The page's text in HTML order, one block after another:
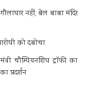
नहीं, बेल बाबा मंदिर
को दबोचा
चौम्पियनशिप ट्रॉफी का
प्रदर्शन